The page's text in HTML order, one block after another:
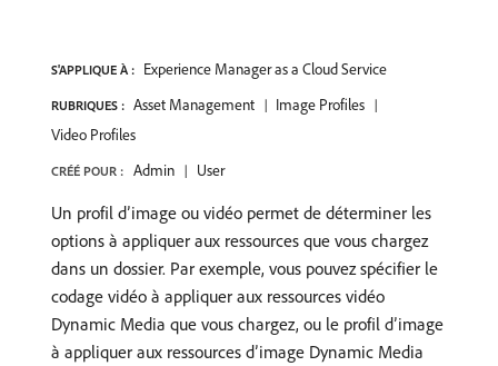
S'APPLIQUE À : Experience Manager as a Cloud Service
RUBRIQUES : Asset Management
Image Profiles
Video Profiles
CRÉÉ POUR : Admin User
Un profil d’image ou vidéo permet de déterminer les
options à appliquer aux ressources que vous chargez
dans un dossier. Par exemple, vous pouvez spécifier le
codage vidéo à appliquer aux ressources vidéo
Dynamic Media que vous chargez, ou le profil d’image
à appliquer aux ressources d’image Dynamic Media